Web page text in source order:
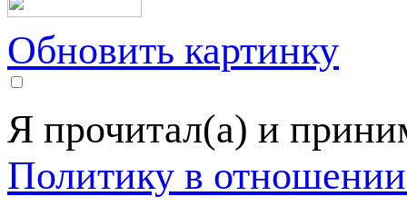
Обновить картинку
Я прочитал(а) и
Политику в